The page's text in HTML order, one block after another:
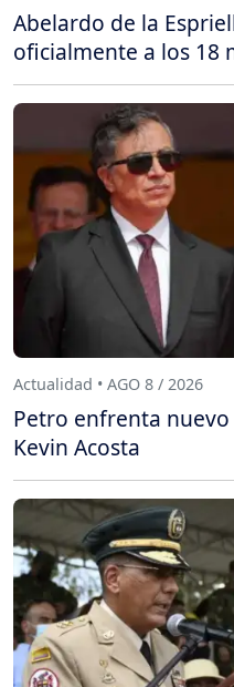
Abelardo de la
oficialmente a los 18
Actualidad • AGO 8 / 2026
Petro enfrenta
Kevin Acosta